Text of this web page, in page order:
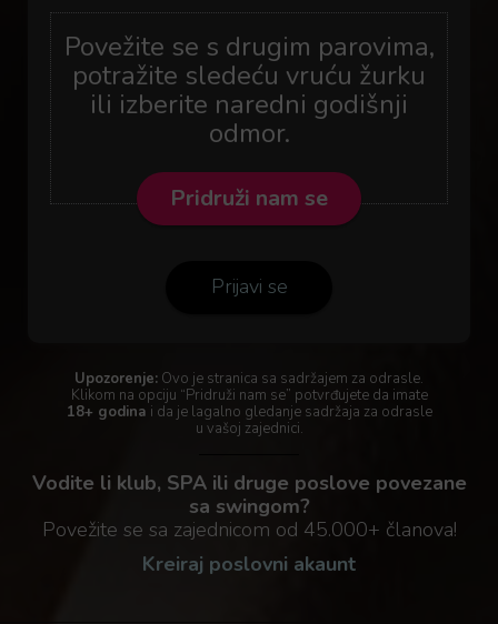
Povežite se s drugim parovima,
potražite sledeću vruću žurku
ili izberite naredni godišnji
odmor.
Pridruži nam se
Prijavi se
Upozorenje: Ovo je stranica sa sadržajem za odrasle.
Klikom na opciju “Pridruži nam se” potvrđujete da imate
18+ godina i da je lagalno gledanje sadržaja za odrasle
u vašoj zajednici.
Vodite li klub, SPA ili druge poslove povezane
sa swingom?
Povežite se sa zajednicom od 45.000+ članova!
Kreiraj poslovni akaunt